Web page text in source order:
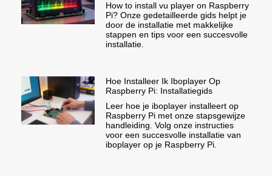
How to install vu player on Raspberry
Pi? Onze gedetailleerde gids helpt je
door de installatie met makkelijke
stappen en tips voor een succesvolle
installatie.
Hoe Installeer Ik Iboplayer Op
Raspberry Pi: Installatiegids
Leer hoe je iboplayer installeert op
Raspberry Pi met onze stapsgewijze
handleiding. Volg onze instructies
voor een succesvolle installatie van
iboplayer op je Raspberry Pi.